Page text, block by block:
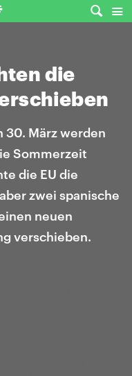
die
30. März werden
Sommerzeit
die EU die
zwei spanische
neuen
verschieben.